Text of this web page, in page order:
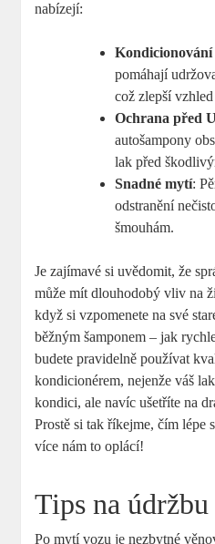
nabízejí:
pomáhají
což zlepší
Ochrana před
autošampony
lak před
Snadné mytí:
odstranění
šmouhám.
Je zajímavé si uvědomit, že
může mít dlouhodobý vliv na
když si vzpomenete na své
běžným šamponem – jak
budete pravidelně používat
kondicionérem, nejenže váš
kondici, ale navíc ušetříte na
Prostě si tak říkejme, čím lépe
více nám to oplácí!
Tips na
Po mytí vozu je nezbytné